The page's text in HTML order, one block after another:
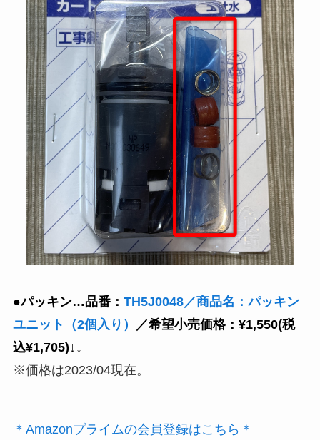
●パッキン…品番： TH5J0048／商品名：パッキン
ユニット（2個入り）
／希望小売価格：¥1,550(税
込¥1,705)↓ ↓
※価格は2023/04現在。
＊Amazonプライムの会員登録はこちら＊